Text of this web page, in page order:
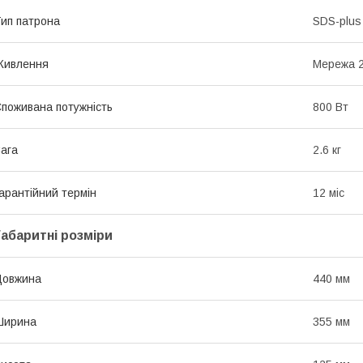
патрона SDS-plus
Мережа
потужність 800 Вт
2.6 кг
термін 12 міс
розміри
440 мм
355 мм